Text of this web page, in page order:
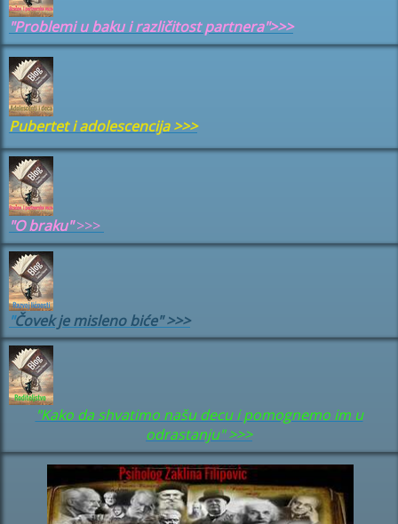
"Problemi u baku i različitost partnera">>>
Pubertet i adolescencija>>>
"O braku">>>
"Čovek je misleno biće" >>>
"Kako da shvatimo našu decu i pomognemo im u
odrastanju" >>>